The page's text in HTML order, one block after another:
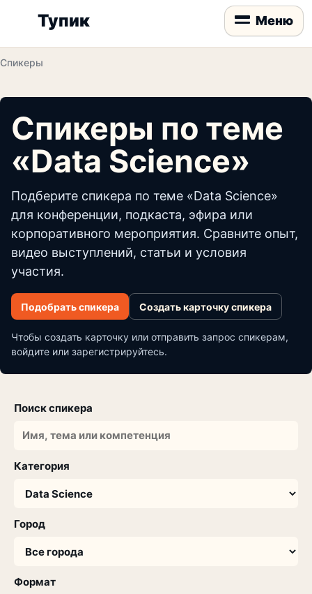
Тупик Меню
Спикеры
Спикеры по теме
«Data Science»
Подберите спикера по теме «Data Science»
для конференции, подкаста, эфира или
корпоративного мероприятия. Сравните опыт,
видео выступлений, статьи и условия
участия.
Подобрать спикера Создать карточку спикера
Чтобы создать карточку или отправить запрос спикерам,
войдите или зарегистрируйтесь.
Поиск спикера
Категория
Город
Формат